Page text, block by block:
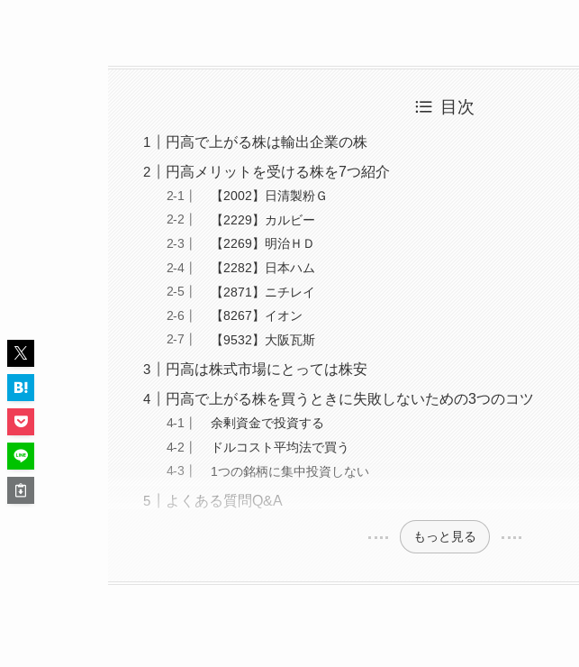
目次
円高で上がる株は輸出企業の株
円高メリットを受ける株を7つ紹介
【2002】日清製粉Ｇ
【2229】カルビー
【2269】明治ＨＤ
【2282】日本ハム
【2871】ニチレイ
【8267】イオン
【9532】大阪瓦斯
円高は株式市場にとっては株安
円高で上がる株を買うときに失敗しないための3つのコツ
余剰資金で投資する
ドルコスト平均法で買う
1つの銘柄に集中投資しない
よくある質問Q&A
もっと見る